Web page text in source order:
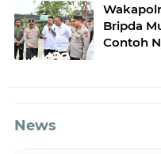
Bripda
Contoh
News